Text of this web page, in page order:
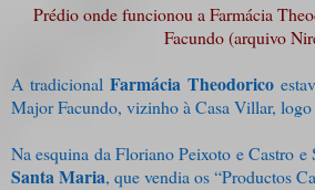
Prédio onde funcionou a Farmácia
Facundo (arquivo
A tradicional Farmácia Theodorico
Major Facundo, vizinho à Casa Villar, logo
Na esquina da Floriano Peixoto e Castro e
Santa Maria, que vendia os “Productos